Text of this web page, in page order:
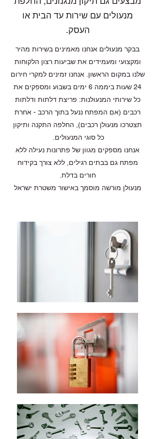
מנעולים עם שירות עד הבית או
העסק.
בבקר מנעולים אנחנו מאמינים בשירות מהיר
ומקצועי ומעמידים את שביעות רצון הלקוחות
שלנו במקום הראשון. אנחנו זמינים למקרי חירום
24 שעות ביממה 6 ימים בשבוע ומספקים את
כל שירותי המנעולנות: פריצת דלתות ודלתות
רכבים (אם המפתח ננעל בתוך הרכב - אחרת
תצטרכו מנעולן רכבים), החלפה התקנה ותיקון
כל סוגי המנעולים.
אנחנו מספקים מגוון של פתרונות נעילה ללא
מפתח גם בבתים רגילים, ללא צורך בקידוח
חורים בדלת.
מנעולן מורשה מוסמך באישור משטרת ישראל